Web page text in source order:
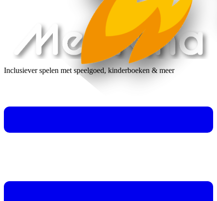
Inclusiever spelen met speelgoed, kinderboeken & meer